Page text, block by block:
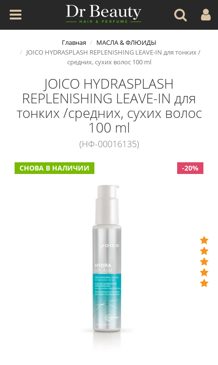
Главная
МАСЛА & ФЛЮИДЫ
JOICO HYDRASPLASH REPLENISHING LEAVE-IN для тонких /
средних, сухих волос 100 ml
JOICO HYDRASPLASH
REPLENISHING LEAVE-IN для
тонких /средних, сухих волос
100 ml
(НФ-00016135)
-20%
СНОВА В НАЛИЧИИ